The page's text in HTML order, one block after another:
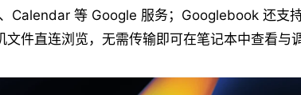
Calendar 等 Google 服务；Googlebook 还支
件直连浏览，无需传输即可在笔记本中查看与